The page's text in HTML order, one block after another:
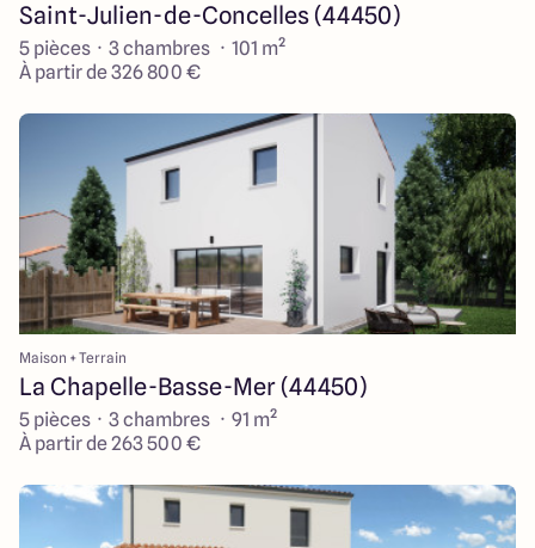
Saint-Julien-de-Concelles (44450)
5 pièces · 3 chambres · 101 m²
À partir de 326 800 €
Maison + Terrain
La Chapelle-Basse-Mer (44450)
5 pièces · 3 chambres · 91 m²
À partir de 263 500 €